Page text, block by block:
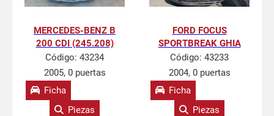
MERCEDES-BENZ B
200 CDI (245.208)
Código: 43234
2005, 0 puertas
Ficha
Piezas
FORD FOCUS
SPORTBREAK GHIA
Código: 43233
2004, 0 puertas
Ficha
Piezas